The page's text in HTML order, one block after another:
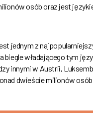
osób oraz jest
jednym z
władającego tym
innymi w Austrii,
dwieście milionów